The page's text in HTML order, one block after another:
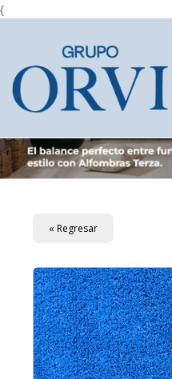
{
« Regresar